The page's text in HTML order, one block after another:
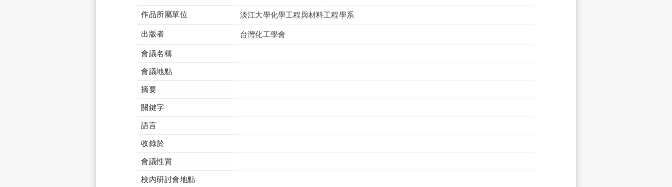
作品所屬單位 淡江大學化學工程與材料工程學系
出版者 台灣化工學會
會議名稱
會議地點
摘要
關鍵字
語言
收錄於
會議性質
校內研討會地點